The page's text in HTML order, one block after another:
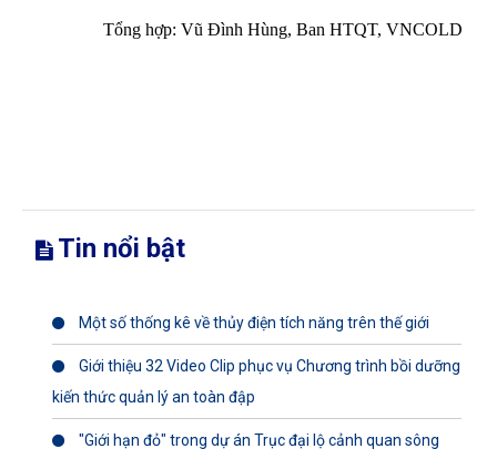
Tổng hợp: Vũ Đình Hùng, Ban HTQT, VNCOLD
Tin nổi bật
Một số thống kê về thủy điện tích năng trên thế giới
Giới thiệu 32 Video Clip phục vụ Chương trình bồi dưỡng
kiến thức quản lý an toàn đập
"Giới hạn đỏ" trong dự án Trục đại lộ cảnh quan sông